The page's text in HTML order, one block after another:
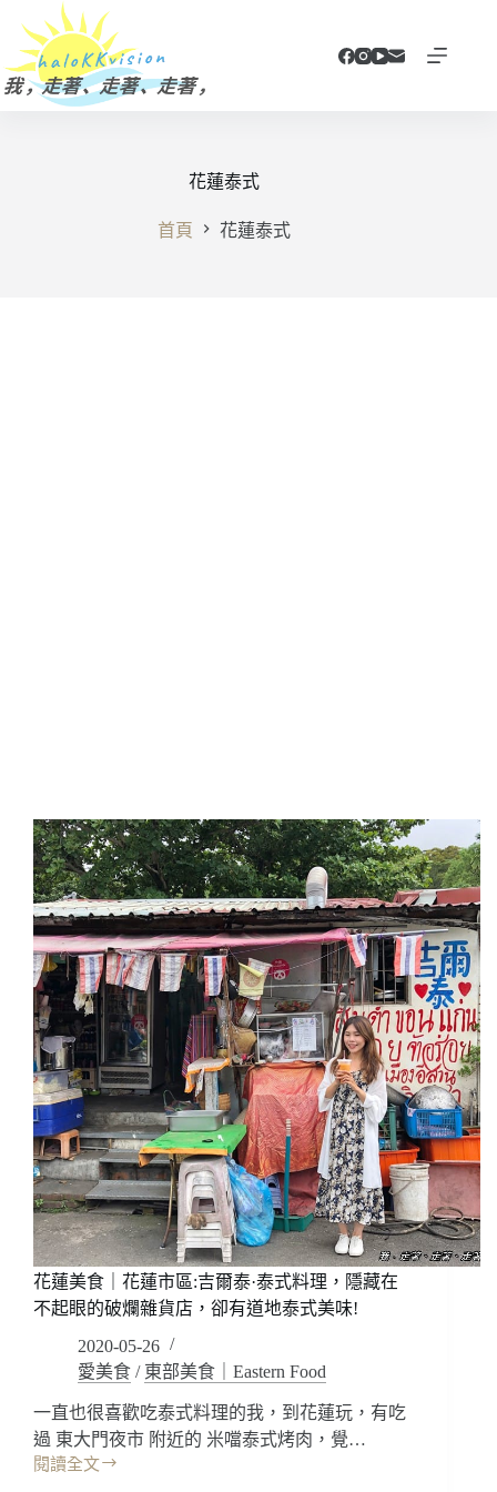
主
要
花蓮泰式
首頁 花蓮泰式
花蓮美食｜花蓮市區:吉爾泰·泰式料理，隱藏在
不起眼的破爛雜貨店，卻有道地泰式美味!
2020-05-26
愛美食 / 東部美食｜Eastern Food
一直也很喜歡吃泰式料理的我，到花蓮玩，有吃
過 東大門夜市 附近的 米噹泰式烤肉，覺…
閱讀全文
花